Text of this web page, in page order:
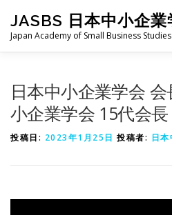
JASBS 日本中小企業
Japan Academy of Small Business Studies
日本中小企業学会
小企業学会 15代会長
投稿日: 2023年1月25日 投稿者: 日